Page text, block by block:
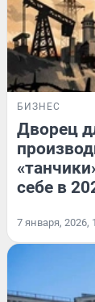
БИЗНЕС
Дворец
себе в
7 января, 2026,